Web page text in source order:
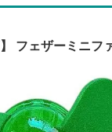
フェザーミニフ